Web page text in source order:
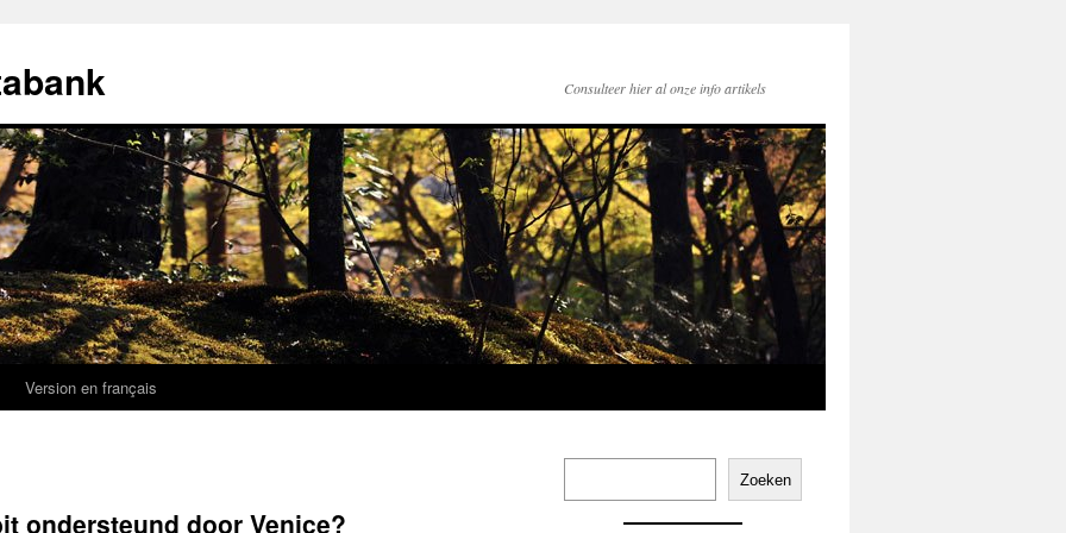
Consulteer hier al onze info artikels
Version en français
ondersteund door Venice?
Zoeken